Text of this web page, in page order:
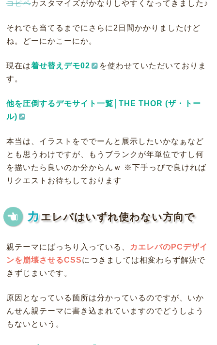
コピペカスタマイズがかなりしやすくなってきました♪
それでも当てるまでにさらに2日間かかりましたけど
ね。どーにかこーにか。
現在は着せ替えデモ02
を使わせていただいておりま
す。
他を圧倒するデモサイト一覧│THE THOR (ザ・トー
ル)
本当は、イラストをででーんと展示したいかなぁなど
とも思うわけですが、もうブランクが年単位ですし何
を描いたら良いのか分からんｗ ※下手っぴで良ければ
リクエストお待ちしております
カエレバはいずれ使わない方向で
親テーマにばっちり入っている、
カエレバのPCデザイ
ンを崩壊させるCSSにつきましては相変わらず解決で
きずじまいです。
原因となっている箇所は分かっているのですが、いか
んせん親テーマに書き込まれていますのでどうしよう
もないという。